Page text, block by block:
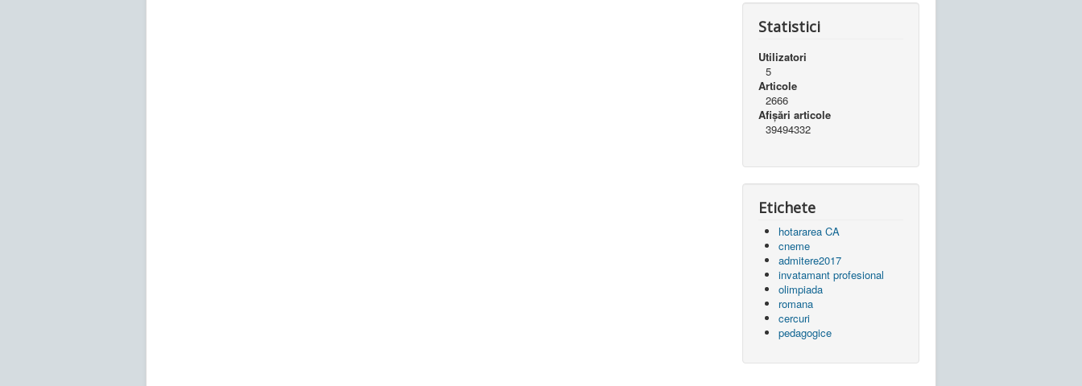
Statistici
Utilizatori
5
Articole
2666
Afișări articole
39494332
Etichete
hotararea CA
cneme
admitere2017
invatamant profesional
olimpiada
romana
cercuri
pedagogice